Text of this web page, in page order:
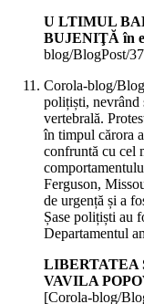
U LTIMUL
BUJENIŢĂ în
blog/BlogPost/
Corola-blog/
polițiști, nevrând
vertebrală.
în timpul cărora
confruntă cu cel
Ferguson,
de urgență și a
Șase polițiști au
Departamentul
LIBERTATEA
VAVILA
[Corola-blog/